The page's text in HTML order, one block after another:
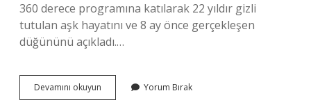
360 derece programına katılarak 22 yıldır gizli
tutulan aşk hayatını ve 8 ay önce gerçekleşen
düğününü açıkladı.…
Devamını okuyun
Sümer
Yorum Bırak